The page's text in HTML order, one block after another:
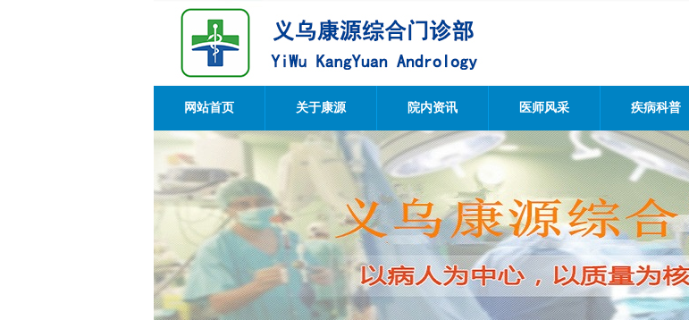
网站首页 关于康源 院内资讯 医师风采 疾病科普